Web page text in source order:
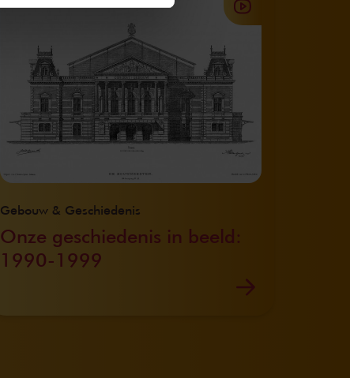
Onze geschiedenis in beeld:
1990-1999
Gebouw & Geschiedenis